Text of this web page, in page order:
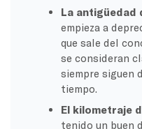
La antigüedad
empieza a
que sale del
se consideran
siempre siguen
tiempo.
El kilometraje
tenido un buen